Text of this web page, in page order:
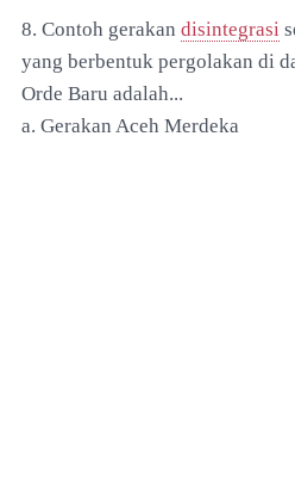
8. Contoh gerakan disintegrasi
yang berbentuk pergolakan di
Orde Baru adalah...
a. Gerakan Aceh Merdeka